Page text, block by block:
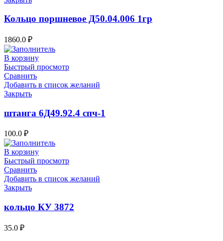
Кольцо поршневое Д50.04.006 1гр
1860.0 ₽
В корзину
Быстрый просмотр
Сравнить
Добавить в список желаний
Закрыть
штанга 6Д49.92.4 спч-1
100.0 ₽
В корзину
Быстрый просмотр
Сравнить
Добавить в список желаний
Закрыть
кольцо КУ 3872
35.0 ₽